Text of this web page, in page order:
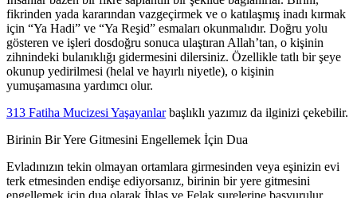
fikrinden yada kararından vazgeçirmek ve o katılaşmış inadı kırmak
için “Ya Hadi” ve “Ya Reşid” esmaları okunmalıdır. Doğru yolu
gösteren ve işleri dosdoğru sonuca ulaştıran Allah’tan, o kişinin
zihnindeki bulanıklığı gidermesini dilersiniz. Özellikle tatlı bir şeye
okunup yedirilmesi (helal ve hayırlı niyetle), o kişinin
yumuşamasına yardımcı olur.
313 Fatiha Mucizesi Yaşayanlarbaşlıklı yazımız da ilginizi çekebilir.
Birinin Bir Yere Gitmesini Engellemek İçin Dua
Evladınızın tekin olmayan ortamlara girmesinden veya eşinizin evi
terk etmesinden endişe ediyorsanız, birinin bir yere gitmesini
engellemek için dua olarak İhlas ve Felak surelerine başvurulur.